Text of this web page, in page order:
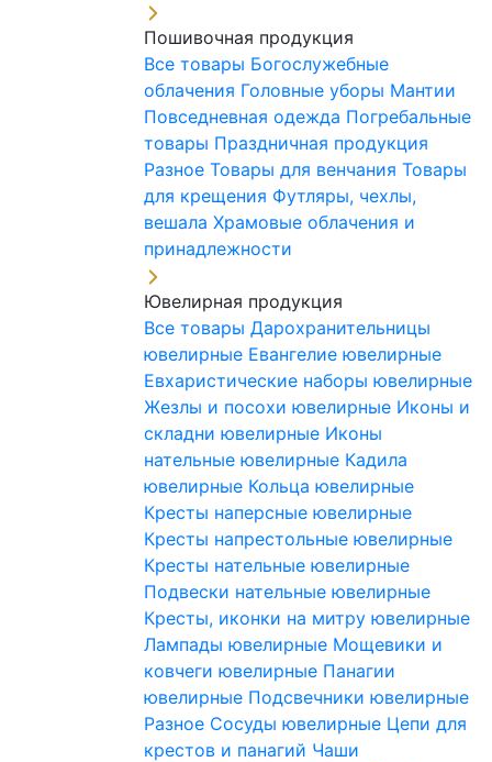
Пошивочная продукция
Все товары Богослужебные
облачения Головные уборы Мантии
Повседневная одежда Погребальные
товары Праздничная продукция
Разное Товары для венчания Товары
для крещения Футляры, чехлы,
вешала Храмовые облачения и
принадлежности
Ювелирная продукция
Все товары Дарохранительницы
ювелирные Евангелие ювелирные
Евхаристические наборы ювелирные
Жезлы и посохи ювелирные Иконы и
складни ювелирные Иконы
нательные ювелирные Кадила
ювелирные Кольца ювелирные
Кресты наперсные ювелирные
Кресты напрестольные ювелирные
Кресты нательные ювелирные
Подвески нательные ювелирные
Кресты, иконки на митру ювелирные
Лампады ювелирные Мощевики и
ковчеги ювелирные Панагии
ювелирные Подсвечники ювелирные
Разное Сосуды ювелирные Цепи для
крестов и панагий Чаши